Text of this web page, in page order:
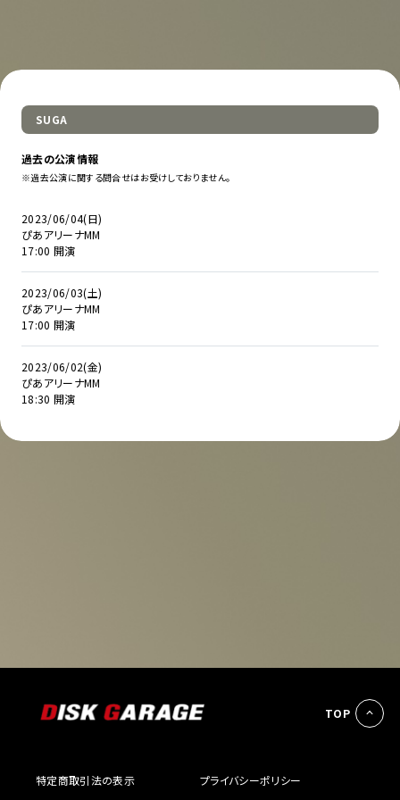
SUGA
過去の公演情報
※過去公演に関する問合せはお受けしておりません。
2023/06/04(日)
ぴあアリーナMM
17:00 開演
2023/06/03(土)
ぴあアリーナMM
17:00 開演
2023/06/02(金)
ぴあアリーナMM
18:30 開演
TOP
特定商取引法の表示 プライバシーポリシー